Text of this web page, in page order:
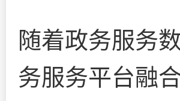
随着政务服务
务服务平台融